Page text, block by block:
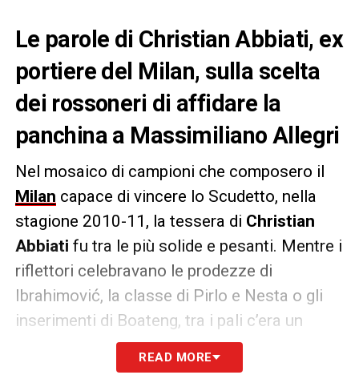
Le parole di Christian Abbiati, ex
portiere del Milan, sulla scelta
dei rossoneri di affidare la
panchina a Massimiliano Allegri
Nel mosaico di campioni che composero il
Milan capace di vincere lo Scudetto, nella
stagione 2010-11, la tessera di Christian
Abbiati fu tra le più solide e pesanti. Mentre i
riflettori celebravano le prodezze di
Ibrahimović, la classe di Pirlo e Nesta o gli
inserimenti di Boateng, tra i pali c’era un
guardiano silenzioso e incredibilmente
efficace. Sotto la guida del pragmatismo di
READ MORE